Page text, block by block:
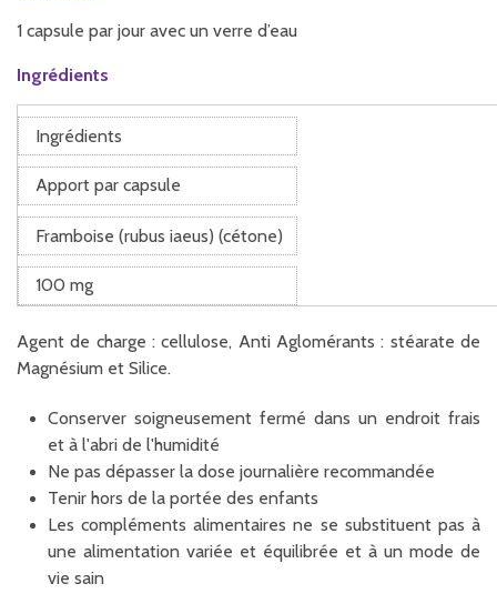
1 capsule par jour avec un verre d’eau
Ingrédients
Ingrédients
Apport par capsule
Framboise (rubus iaeus) (cétone)
100 mg
Agent de charge : cellulose, Anti Aglomérants : stéarate de
Magnésium et Silice.
Conserver soigneusement fermé dans un endroit frais
et à l'abri de l'humidité
Ne pas dépasser la dose journalière recommandée
Tenir hors de la portée des enfants
Les compléments alimentaires ne se substituent pas à
une alimentation variée et équilibrée et à un mode de
vie sain